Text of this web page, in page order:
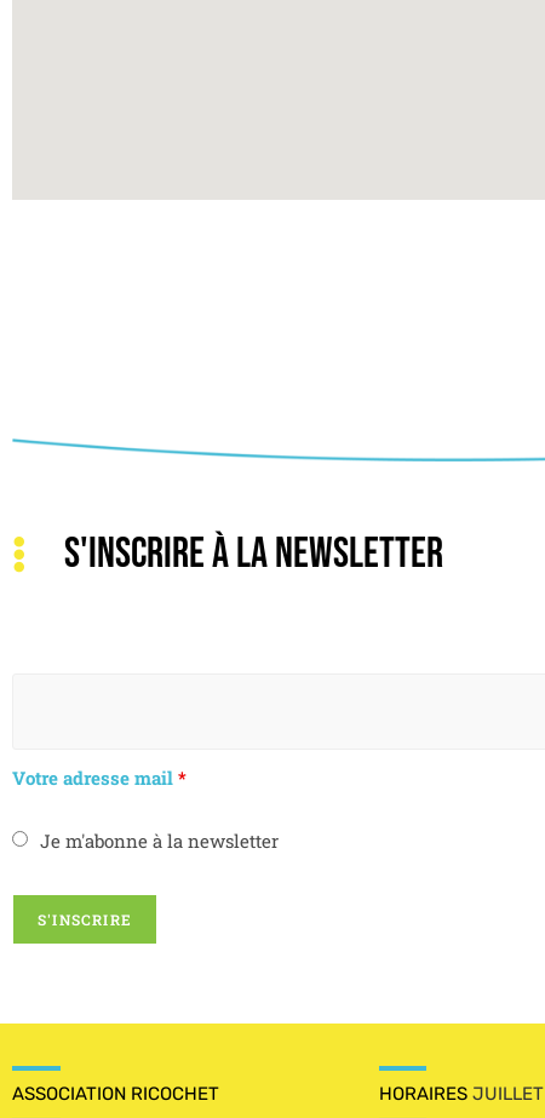
S'INSCRIRE À LA NEWSLETTER
Votre adresse mail *
Je m'abonne à la newsletter
ASSOCIATION RICOCHET HORAIRES JUILLET